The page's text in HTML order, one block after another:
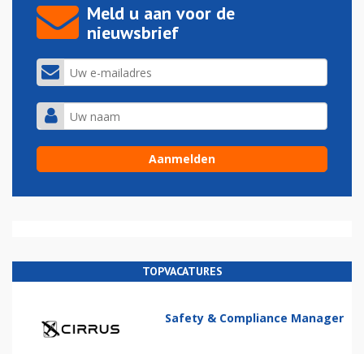
Meld u aan voor de
nieuwsbrief
TOPVACATURES
Safety & Compliance Manager